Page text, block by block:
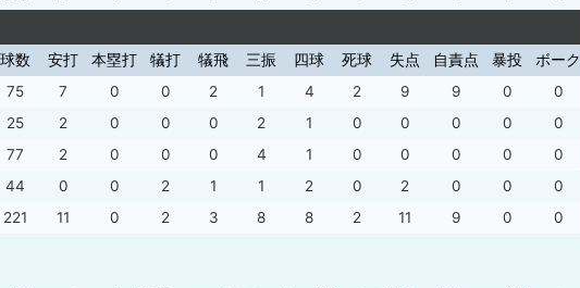
球数 安打 本塁打 犠打 犠飛 三振 四球 死球 失点 自責点 暴投 ボーク
75 7 0 0 2 1 4 2 9 9 0 0
25 2 0 0 0 2 1 0 0 0 0 0
77 2 0 0 0 4 1 0 0 0 0
0
44 0 0 2 1 1 2 0 2 0 0
0
221 11 0 2 3 8 8 2 11 9 0 0